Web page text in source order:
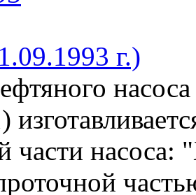
г.)
части насоса: